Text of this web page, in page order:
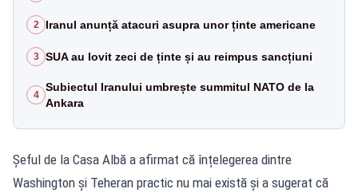
2 Iranul anunță atacuri asupra unor ținte americane
3 SUA au lovit zeci de ținte și au reimpus sancțiuni
4
Subiectul Iranului umbrește summitul NATO de la
Ankara
Șeful de la Casa Albă a afirmat că înțelegerea dintre
Washington și Teheran practic nu mai există și a sugerat că